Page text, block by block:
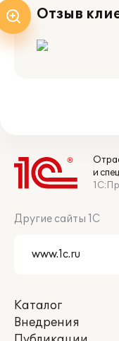
Отзыв
и
Другие сайты 1С
Каталог
Внедрения